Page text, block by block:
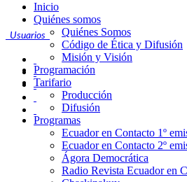
Usuarios
Inicio
Quiénes somos
Quiénes Somos
Código de Ética y Difusión
Misión y Visión
Programación
Tarifario
Producción
Difusión
Programas
Ecuador en Contacto 1º
Ecuador en Contacto 2º
Ágora Democrática
Radio Revista Ecuador en